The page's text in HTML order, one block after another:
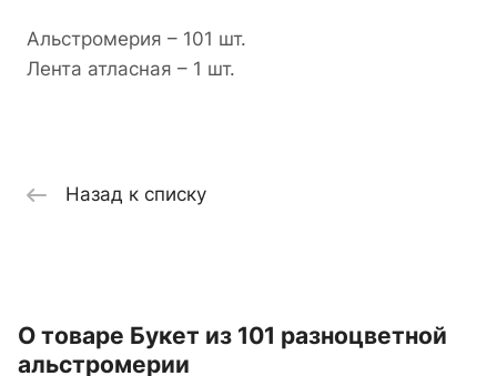
Альстромерия – 101 шт.
Лента атласная – 1 шт.
Назад к списку
О товаре Букет из 101 разноцветной
альстромерии